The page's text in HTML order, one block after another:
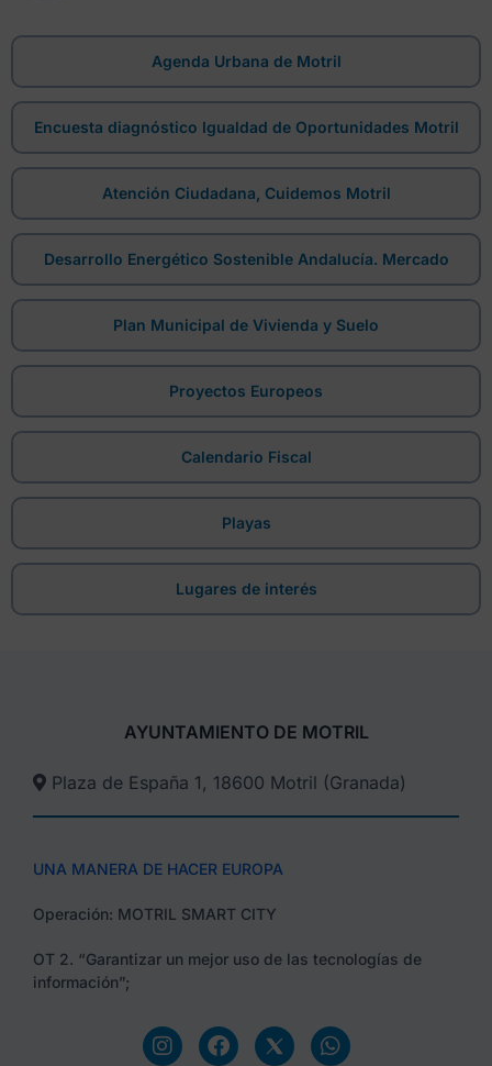
Agenda Urbana de Motril
Encuesta diagnóstico Igualdad de Oportunidades Motril
Atención Ciudadana, Cuidemos Motril
Desarrollo Energético Sostenible Andalucía. Mercado
Plan Municipal de Vivienda y Suelo
Proyectos Europeos
Calendario Fiscal
Playas
Lugares de interés
AYUNTAMIENTO DE MOTRIL
Plaza de España 1, 18600 Motril (Granada)​
UNA MANERA DE HACER EUROPA
Operación: MOTRIL SMART CITY
OT 2. “Garantizar un mejor uso de las tecnologías de
información”;